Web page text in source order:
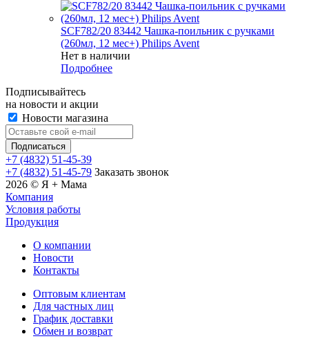
SCF782/20 83442 Чашка-поильник с ручками
(260мл, 12 мес+) Philips Avent
Нет в наличии
Подробнее
Подписывайтесь
на новости и акции
Новости магазина
+7 (4832) 51-45-39
+7 (4832) 51-45-79 Заказать звонок
2026 © Я + Мама
Компания
Условия работы
Продукция
О компании
Новости
Контакты
Оптовым клиентам
Для частных лиц
График доставки
Обмен и возврат